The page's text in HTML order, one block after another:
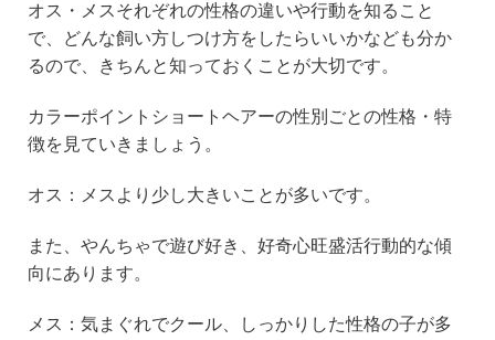
オス・メスそれぞれの性格の違いや行動を知ること
で、どんな飼い方しつけ方をしたらいいかなども分か
るので、きちんと知っておくことが大切です。
カラーポイントショートヘアーの性別ごとの性格・特
徴を見ていきましょう。
オス：メスより少し大きいことが多いです。
また、やんちゃで遊び好き、好奇心旺盛活行動的な傾
向にあります。
メス：気まぐれでクール、しっかりした性格の子が多